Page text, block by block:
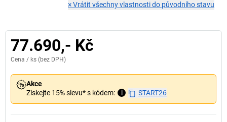
×Vrátit všechny vlastnosti do původního stavu
77.690,- Kč
Cena / ks (bez DPH)
Akce
Získejte 15% slevu* s kódem:
i START26